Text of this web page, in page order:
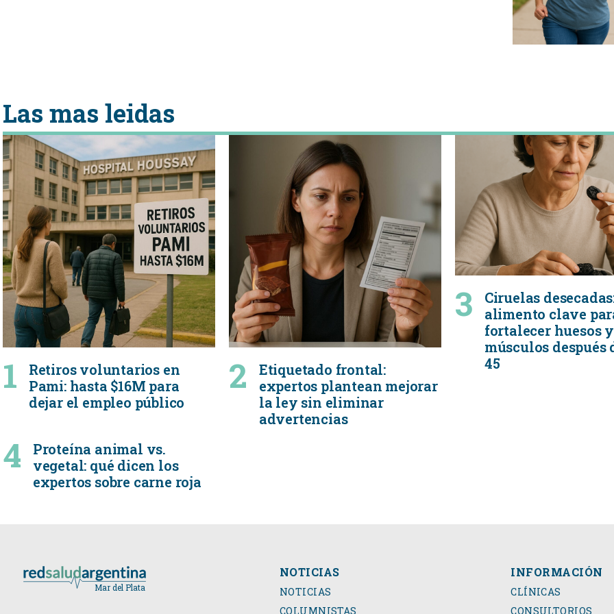
Las mas leidas
Retiros voluntarios en
Pami: hasta $16M para
dejar el empleo público
Etiquetado frontal:
expertos plantean mejorar
la ley sin eliminar
advertencias
Ciruelas
alimento clave
fortalecer huesos y
músculos después
45
Proteína animal vs.
vegetal: qué dicen los
expertos sobre carne roja
NOTICIAS
NOTICIAS
COLUMNISTAS
INFORMACIÓN
CLÍNICAS
CONSULTORIOS